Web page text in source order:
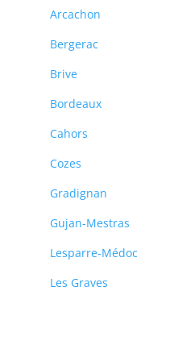
Arcachon
Bergerac
Brive
Bordeaux
Cahors
Cozes
Gradignan
Gujan-Mestras
Lesparre-Médoc
Les Graves